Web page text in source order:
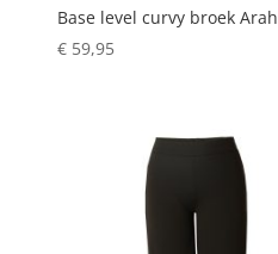
Base level curvy broek Arah
€59,95